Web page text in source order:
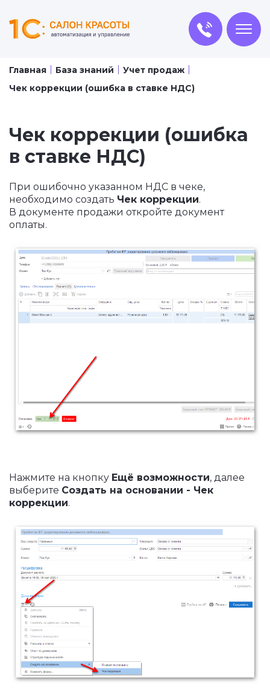
Главная База знаний
Учет продаж
Чек коррекции (ошибка в ставке НДС)
Чек коррекции (ошибка
в ставке НДС)
При ошибочно указанном НДС в чеке,
необходимо создать Чек коррекции.
В документе продажи откройте документ
оплаты.
Нажмите на кнопку Ещё возможности, далее
выберите Создать на основании - Чек
коррекции.